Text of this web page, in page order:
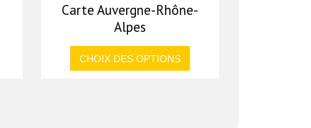
Carte Auvergne-Rhône-
Alpes
CHOIX DES OPTIONS